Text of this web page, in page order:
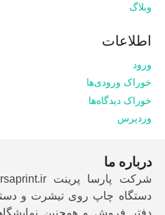
وبلاگ
اطلاعات
ورود
خوراک ورودی‌ها
خوراک دیدگاه‌ها
وردپرس
درباره ما
دستگاه چاپ روی تیشرت و